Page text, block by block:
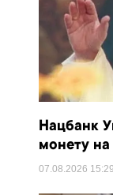
Нацбанк
монету
07.08.2026 15:29